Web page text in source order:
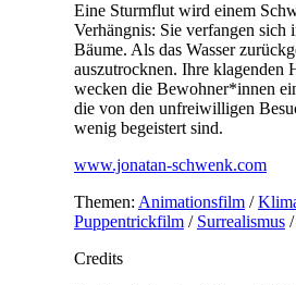
Eine Sturmflut wird einem
Verhängnis: Sie verfangen sich
Bäume. Als das Wasser
auszutrocknen. Ihre klagenden
wecken die Bewohner*innen
die von den unfreiwilligen
wenig begeistert sind.
www.jonatan-schwenk.com
Themen: Animationsfilm/
Puppentrickfilm/ Surrealismus/
Credits